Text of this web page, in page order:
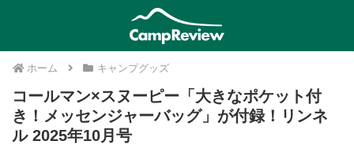
ホーム キャンプグッズ
コールマン×スヌーピー「大きなポケット付
き！メッセンジャーバッグ」が付録！リンネ
ル 2025年10月号